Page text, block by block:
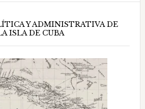
Y ADMINISTRATIVA DE
ISLA DE CUBA